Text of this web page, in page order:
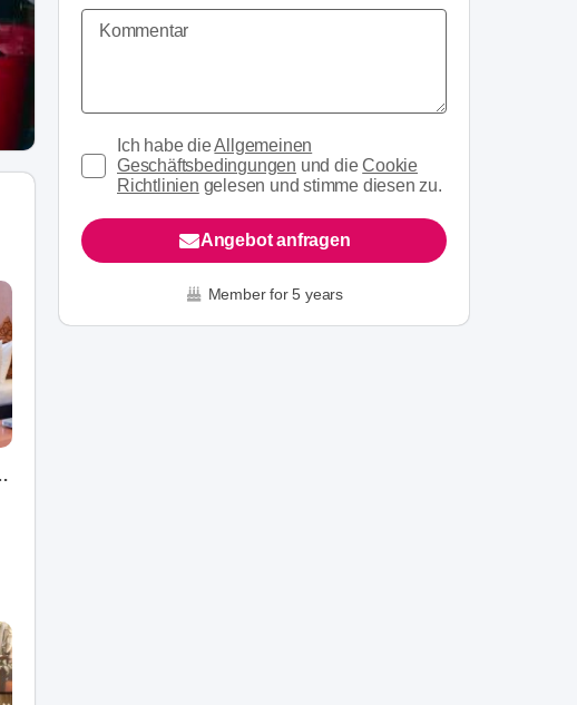
City Alster
Ich habe dieAllgemeinen
Geschäftsbedingungen und dieCookie
Richtlinien gelesen und stimme diesen zu.
Angebot anfragen
Member for 5 years